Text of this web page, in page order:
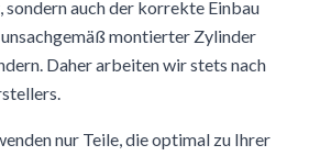
auch der korrekte Einbau
montierter Zylinder
Daher arbeiten wir stets nach
nur Teile, die optimal zu Ihrer